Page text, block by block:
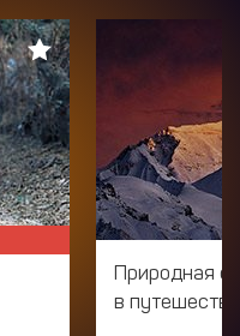
Природная
в